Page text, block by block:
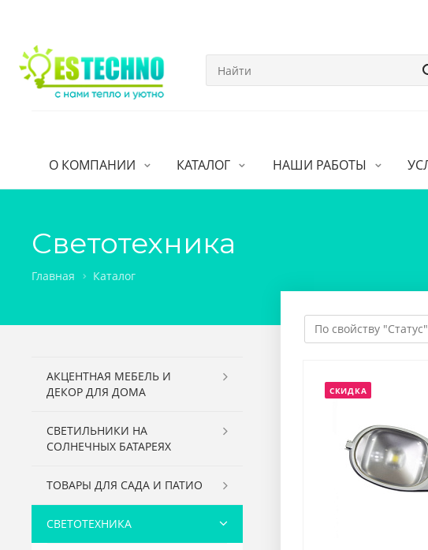
О КОМПАНИИ КАТАЛОГ НАШИ РАБОТЫ
Светотехника
Главная Каталог
СКИДКА
АКЦЕНТНАЯ МЕБЕЛЬ И
ДЕКОР ДЛЯ ДОМА
СВЕТИЛЬНИКИ НА
СОЛНЕЧНЫХ БАТАРЕЯХ
ТОВАРЫ ДЛЯ САДА И ПАТИО
СВЕТОТЕХНИКА